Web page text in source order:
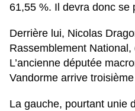
61,55 %. Il devra donc se
Derrière lui, Nicolas
Rassemblement National ,
L’ancienne députée
Vandorme arrive
La gauche, pourtant unie